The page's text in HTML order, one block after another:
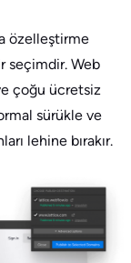
özelleştirme
seçimdir. Web
çoğu ücretsiz
sürükle ve
lehine bırakır.